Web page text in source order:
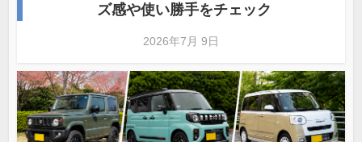
ズ感や使い勝手をチェック
2026年7月 9日